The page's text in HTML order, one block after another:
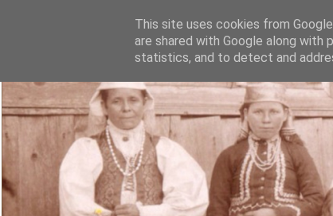
This site uses cookies from
are shared with Google along
statistics, and to detect and